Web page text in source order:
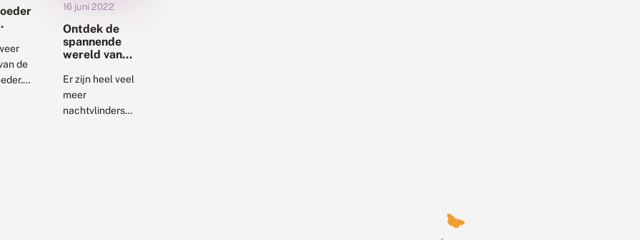
de
16 juni 2022
Ontdek de
spannende
wereld van
nachtvlinders
Er zijn heel veel
meer
nachtvlinders